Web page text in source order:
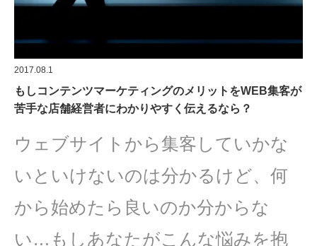
2017.08.1
もしコンテンツマーケティングのメリットをWEB集客が
苦手な店舗経営者にわかりやすく伝えるなら？
ウェブサイトから集客していかな
いといけないのは分かるけど、何
から始めたら良いのか分からな
い…もしあなたがこんな悩みを抱